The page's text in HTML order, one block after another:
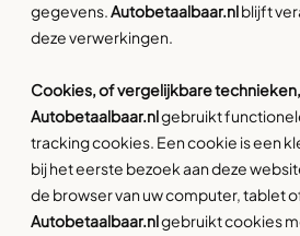
gegevens.Autobetaalbaar.nlblijft
deze verwerkingen.
Cookies, of vergelijkbare
Autobetaalbaar.nlgebruikt
tracking cookies. Een cookie is een
bij het eerste bezoek aan deze
de browser van uw computer, tablet
Autobetaalbaar.nlgebruikt cookies